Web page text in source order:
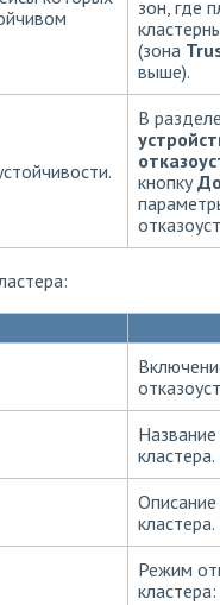
зон, где
(зона
выше).
В
кнопку
кластера.
Описание
кластера.
Режим
кластера: